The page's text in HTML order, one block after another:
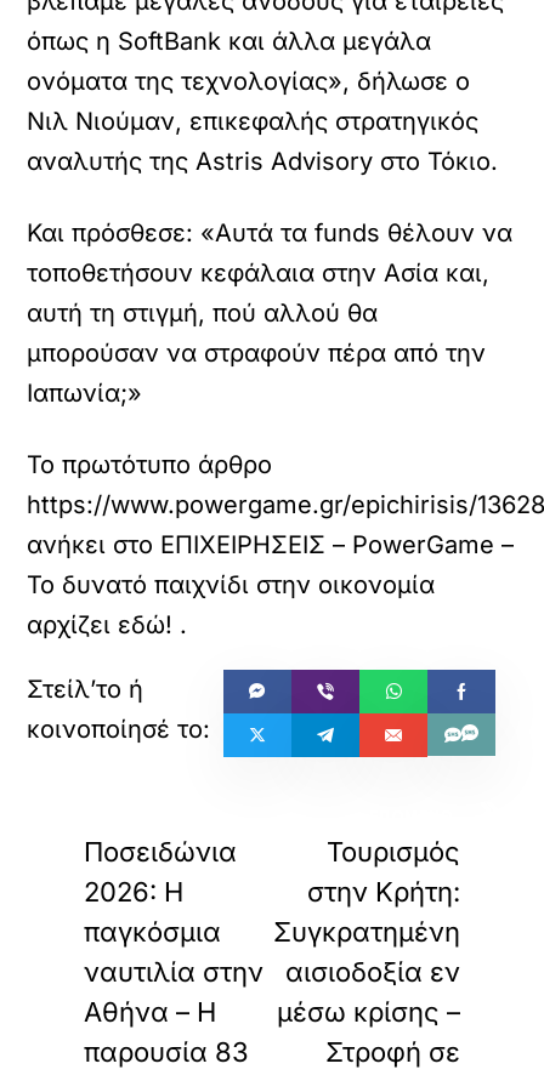
όπως η SoftBank και άλλα μεγάλα
ονόματα της τεχνολογίας», δήλωσε ο
Νιλ Νιούμαν, επικεφαλής στρατηγικός
αναλυτής της Astris Advisory στο Τόκιο.
Και πρόσθεσε: «Αυτά τα funds θέλουν να
τοποθετήσουν κεφάλαια στην Ασία και,
αυτή τη στιγμή, πού αλλού θα
μπορούσαν να στραφούν πέρα από την
Ιαπωνία;»
Το πρωτότυπο άρθρο
https://www.powergame.gr/epichirisis/
ανήκει στο ΕΠΙΧΕΙΡΗΣΕΙΣ – PowerGame –
Το δυνατό παιχνίδι στην οικονομία
αρχίζει εδώ! .
Ποσειδώνια
2026: Η
παγκόσμια
ναυτιλία στην
Αθήνα – Η
παρουσία 83
Τουρισμός
στην Κρήτη:
Συγκρατημένη
αισιοδοξία εν
μέσω κρίσης –
Στροφή σε